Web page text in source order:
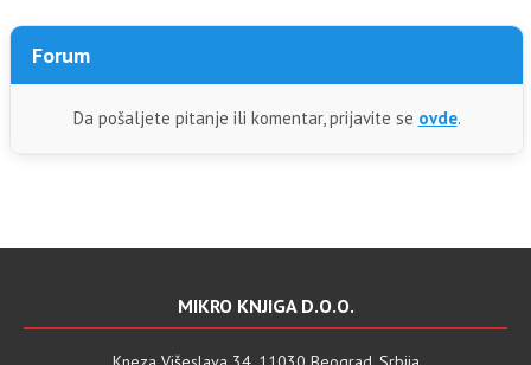
Forum
Da pošaljete pitanje ili komentar, prijavite se ovde.
MIKRO KNJIGA D.O.O.